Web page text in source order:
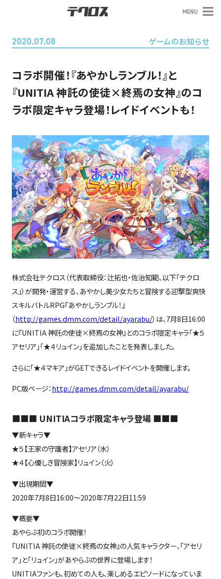
MENU
2020.07.08 ゲームのお知らせ
コラボ開催！『あやかしランブル！』と
『UNITIA 神託の使徒×終焉の女神』のコ
ラボ限定キャラ登場！レイドイベントも！
株式会社テクロス（代表取締役：辻拓也・佐治知範、以下「テクロ
ス」）が開発・運営する、あやかし美少女たちと冒険する迎撃型爽快
スキルバトルRPG『あやかしランブル！』
（http://games.dmm.com/detail/ayarabu/）は、7月8日16:00
に『UNITIA 神託の使徒×終焉の女神』とのコラボ限定キャラ「★５
アセリア」「★４リュイン」を追加したことを発表しました。
さらに「★４マキア」がGETできるレイドイベントを開催します。
PC版ページ：http://games.dmm.com/detail/ayarabu/
■■■ UNITIAコラボ限定キャラ登場 ■■■
▼新キャラ▼
★５【王家の守護者】アセリア（水）
★４【心優しき冒険家】リュイン（火）
▼出現期間▼
2020年7月8日16:00～2020年7月22日11:59
▼概要▼
あやらぶ初のコラボ開催！
『UNITIA 神託の使徒×終焉の女神』の人気キャラクター、「アセリ
ア」と「リュイン」があやらぶの世界に登場します！
UNITIAファンも、初めての人も、楽しめるエピソードになっていま